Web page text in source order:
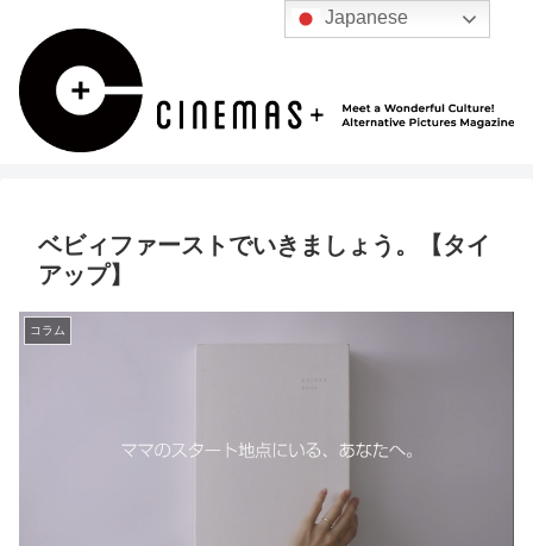
ベビィファーストでいきましょう。【タイ
アップ】
コラム
Japanese